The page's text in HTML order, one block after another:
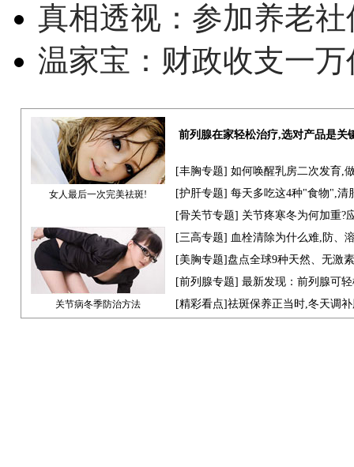
真相透视：参加养老
温家宝：财政收支一
女人最后一次完美祛斑!
前列腺在家轻松治疗,选对产品是关
[丰胸专题] 如何唤醒乳房二次发育,
[护肝专题] 每天多吃这4种"食物",清
[骨关节专题] 关节疼寒冬为何加重?
关节病冬季防治方法
[三高专题] 血栓清除为什么难,防、
[美胸专题]盘点全球9种天然、无激
[前列腺专题] 最新发现：前列腺可
[精彩看点]祛斑保养正当时,冬天调